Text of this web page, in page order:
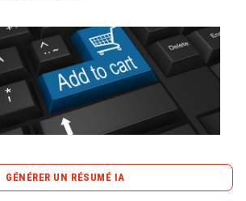
Tout sur le droit de l'innovation
CONTACT
GÉNÉRER UN RÉSUMÉ IA